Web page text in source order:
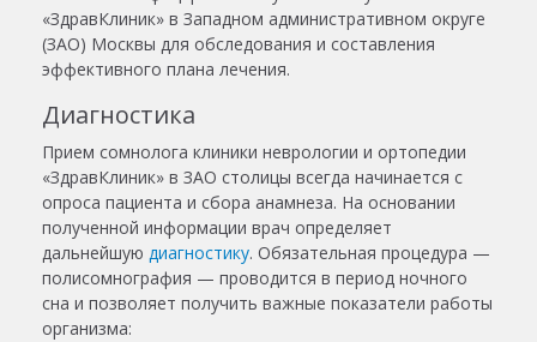
«ЗдравКлиник» в Западном административном округе
(ЗАО) Москвы для обследования и составления
эффективного плана лечения.
Диагностика
Прием сомнолога клиники неврологии и ортопедии
«ЗдравКлиник» в ЗАО столицы всегда начинается с
опроса пациента и сбора анамнеза. На основании
полученной информации врач определяет
дальнейшую диагностику. Обязательная процедура —
полисомнография — проводится в период ночного
сна и позволяет получить важные показатели работы
организма: